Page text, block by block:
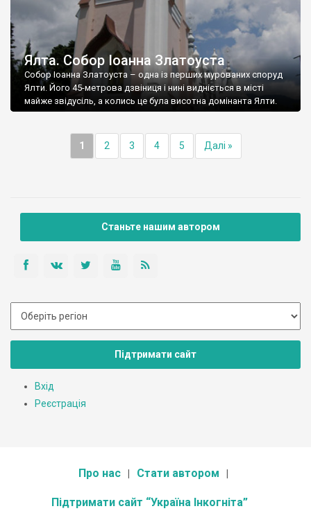
Ялта. Собор Іоанна Златоуста
Собор Іоанна Златоуста – одна із перших мурованих споруд
Ялти. Його 45-метрова дзвіниця і нині видніється в місті
майже звідусіль, а колись це була висотна домінанта Ялти.
1 2 3 4 5 Далі »
Станьте нашим автором
Підтримати сайт
Вхід
Реєстрація
Про нас Стати автором
Підтримати сайт “Україна Інкогніта”